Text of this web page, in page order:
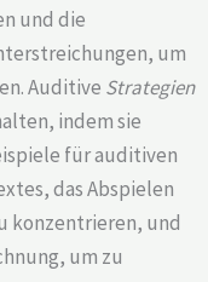
und die
um
Auditive Strategien
indem sie
für auditiven
das Abspielen
konzentrieren, und
um zu